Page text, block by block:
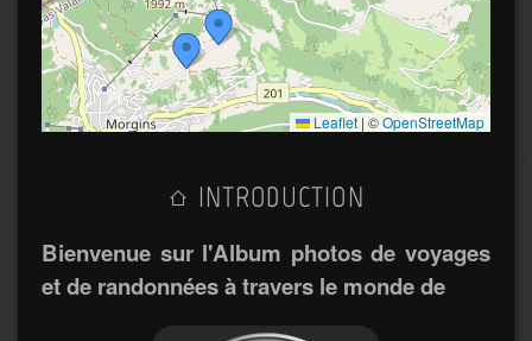
Leaflet| ©OpenStreetMap
INTRODUCTION
Bienvenue sur l'Album photos de voyages
et de randonnées à travers le monde de